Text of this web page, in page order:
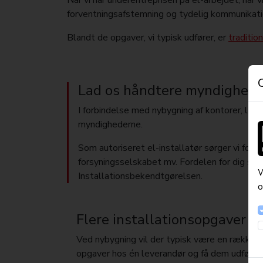
forventningsafstemning og tydelig
Blandt de opgaver, vi typisk udfører, er
Lad os håndtere
I forbindelse med nybygning af kontorer,
myndighederne.
Som autoriseret el-installatør sørger vi for
forsyningsselskabet mv. Fordelen for dig
Installationsbekendtgørelsen.
Flere installationsopgaver –
Ved nybygning vil der typisk være en række
opgaver hos én leverandør og få dem